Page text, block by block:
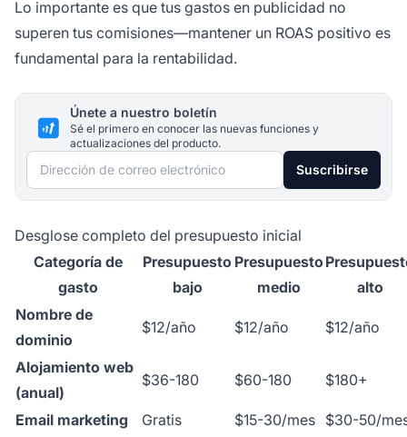
Lo importante es que tus gastos en publicidad no
superen tus comisiones—mantener un ROAS positivo es
fundamental para la rentabilidad.
Únete a nuestro boletín
Sé el primero en conocer las nuevas funciones y
actualizaciones del producto.
Dirección de correo electrónico Suscribirse
Desglose completo del presupuesto inicial
Categoría de
gasto
Presupuesto
bajo
Presupuesto
medio
alto
Nombre de
dominio
$12/año $12/año $12/año
Alojamiento web
(anual)
$36-180 $60-180 $180+
Email marketing Gratis $15-30/mes $30-50/